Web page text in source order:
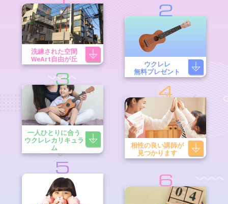
洗練された空間
WeArt自由が丘
2
ウクレレ
無料プレゼント
3
一人ひとりに合う
ウクレレカリキュラ
ム
4
相性の良い講師が
見つかります
5
6